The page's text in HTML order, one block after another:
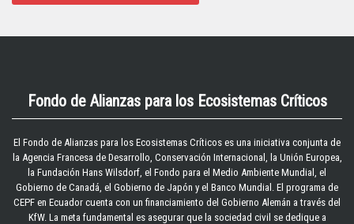
Fondo de Alianzas para los Ecosistemas Críticos
El Fondo de Alianzas para los Ecosistemas Críticos es una iniciativa conjunta de
la Agencia Francesa de Desarrollo, Conservación Internacional, la Unión Europea,
la Fundación Hans Wilsdorf, el Fondo para el Medio Ambiente Mundial, el
Gobierno de Canadá, el Gobierno de Japón y el Banco Mundial. El programa de
CEPF en Ecuador cuenta con un financiamiento del Gobierno Alemán a través del
KfW. La meta fundamental es asegurar que la sociedad civil se dedique a